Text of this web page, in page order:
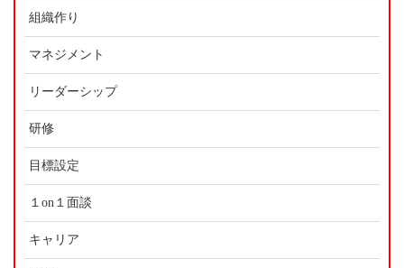
組織作り
マネジメント
リーダーシップ
研修
目標設定
１on１面談
キャリア